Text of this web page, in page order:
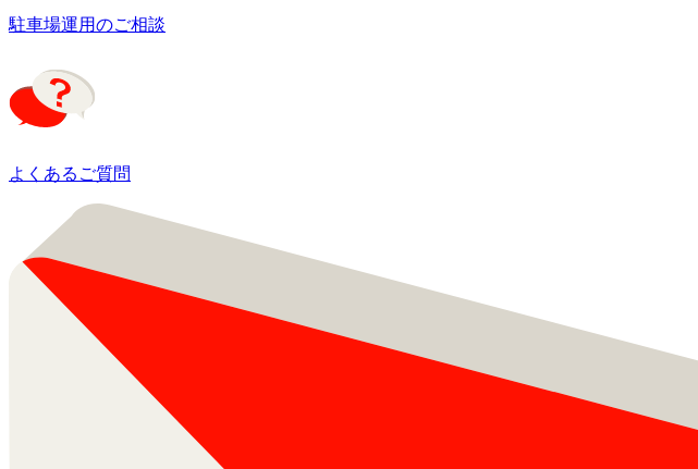
駐車場運用のご相談
よくあるご質問